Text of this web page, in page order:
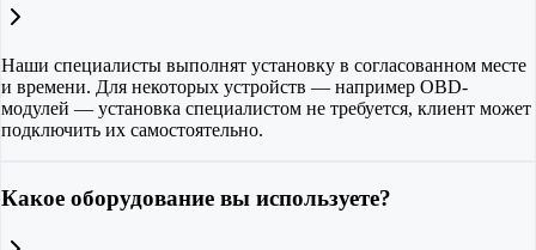
Наши специалисты выполнят установку в согласованном месте
и времени. Для некоторых устройств — например OBD-
модулей — установка специалистом не требуется, клиент может
подключить их самостоятельно.
Какое оборудование вы используете?